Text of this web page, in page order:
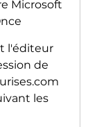
Microsoft
l'éditeur
de
les